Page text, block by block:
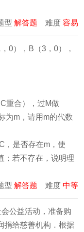
型 解答题 难度 容易
0），B（3，0），
重合），过M做
为m，请用m的代数
，是否存在m，使
；若不存在，说明理
型 解答题 难度 中等
公益活动，准备购
捐给慈善机构．根据